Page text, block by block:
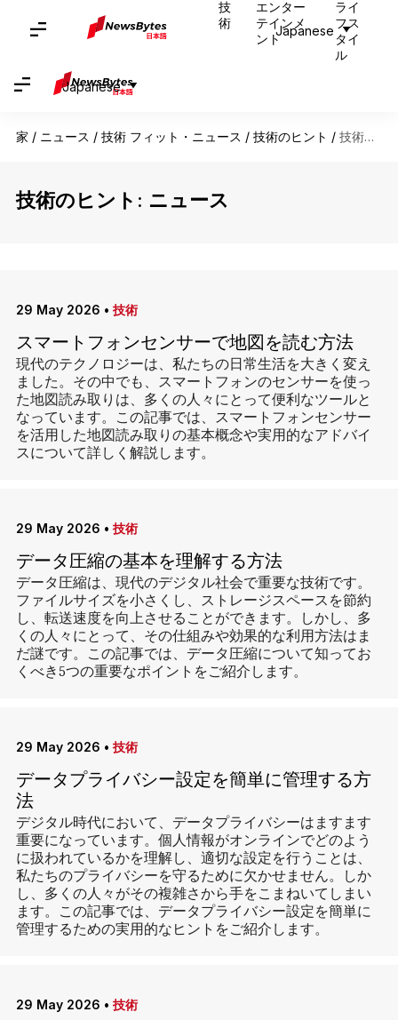
技
術
エンター
テインメ
ント
ライ
フス
タイ
ル
Japanese
Japanese
家 / ニュース / 技術 フィット・ニュース / 技術のヒント / 技術のヒント
技術のヒント: ニュース
29 May 2026 • 技術
スマートフォンセンサーで地図を読む方法
現代のテクノロジーは、私たちの日常生活を大きく変え
ました。その中でも、スマートフォンのセンサーを使っ
た地図読み取りは、多くの人々にとって便利なツールと
なっています。この記事では、スマートフォンセンサー
を活用した地図読み取りの基本概念や実用的なアドバイ
スについて詳しく解説します。
29 May 2026 • 技術
データ圧縮の基本を理解する方法
データ圧縮は、現代のデジタル社会で重要な技術です。
ファイルサイズを小さくし、ストレージスペースを節約
し、転送速度を向上させることができます。しかし、多
くの人々にとって、その仕組みや効果的な利用方法はま
だ謎です。この記事では、データ圧縮について知ってお
くべき5つの重要なポイントをご紹介します。
29 May 2026 • 技術
データプライバシー設定を簡単に管理する方
法
デジタル時代において、データプライバシーはますます
重要になっています。個人情報がオンラインでどのよう
に扱われているかを理解し、適切な設定を行うことは、
私たちのプライバシーを守るために欠かせません。しか
し、多くの人々がその複雑さから手をこまねいてしまい
ます。この記事では、データプライバシー設定を簡単に
管理するための実用的なヒントをご紹介します。
29 May 2026 • 技術